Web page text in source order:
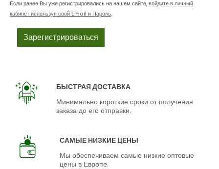
Если ранее Вы уже регистрировались на нашем сайте,войдите в личный
кабинет используя свой Email и Пароль.
БЫСТРАЯ ДОСТАВКА
Минимально короткие сроки от получения
заказа до его отправки.
САМЫЕ НИЗКИЕ ЦЕНЫ
Мы обеспечиваем самые низкие оптовые
цены в Европе.